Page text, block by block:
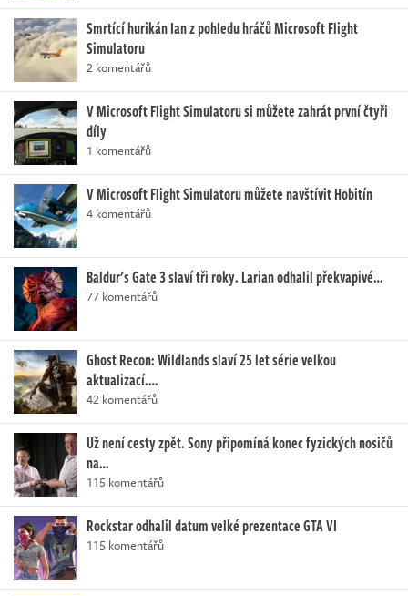
Smrtící hurikán Ian z pohledu hráčů Microsoft Flight
Simulatoru
2 komentářů
V Microsoft Flight Simulatoru si můžete zahrát první čtyři
díly
1 komentářů
V Microsoft Flight Simulatoru můžete navštívit Hobitín
4 komentářů
Baldur's Gate 3 slaví tři roky. Larian odhalil překvapivé…
77 komentářů
Ghost Recon: Wildlands slaví 25 let série velkou
aktualizací.…
42 komentářů
Už není cesty zpět. Sony připomíná konec fyzických nosičů
na…
115 komentářů
Rockstar odhalil datum velké prezentace GTA VI
115 komentářů